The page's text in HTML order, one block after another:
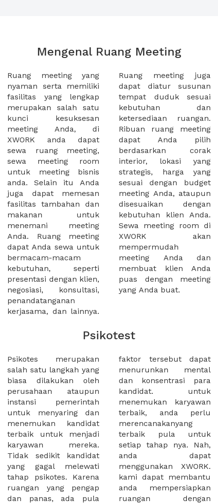
Mengenal Ruang Meeting
Ruang meeting yang
nyaman serta memiliki
fasilitas yang lengkap
merupakan salah satu
kunci kesuksesan
meeting Anda, di
XWORK anda dapat
sewa ruang meeting,
sewa meeting room
untuk meeting bisnis
anda. Selain itu Anda
juga dapat memesan
fasilitas tambahan dan
makanan untuk
menemani meeting
Anda. Ruang meeting
dapat Anda sewa untuk
bermacam-macam
kebutuhan, seperti
presentasi dengan klien,
negosiasi, konsultasi,
penandatanganan
kerjasama, dan lainnya.
Ruang meeting juga
dapat diatur susunan
tempat duduk sesuai
kebutuhan dan
ketersediaan ruangan.
Ribuan ruang meeting
dapat Anda pilih
berdasarkan corak
interior, lokasi yang
strategis, harga yang
sesuai dengan budget
meeting Anda, ataupun
disesuaikan dengan
kebutuhan klien Anda.
Sewa meeting room di
XWORK akan
mempermudah
meeting Anda dan
membuat klien Anda
puas dengan meeting
yang Anda buat.
Psikotest
Psikotes merupakan
salah satu langkah yang
biasa dilakukan oleh
perusahaan ataupun
instansi pemerintah
untuk menyaring dan
menemukan kandidat
terbaik untuk menjadi
karyawan mereka.
Tidak sedikit kandidat
yang gagal melewati
tahap psikotes. Karena
ruangan yang pengap
dan panas, ada pula
faktor tersebut dapat
menurunkan mental
dan konsentrasi para
kandidat. untuk
menemukan karyawan
terbaik, anda perlu
merencanakanyang
terbaik pula untuk
setiap tahap nya. Nah,
anda dapat
menggunakan XWORK.
kami dapat membantu
anda mempersiapkan
ruangan dengan